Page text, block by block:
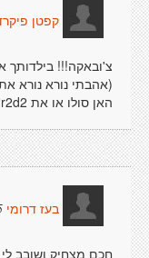
קפטן
צ'ובאקה!!! בילדותך
(אהבתי נורא נורא
האן סולו או את r2d2?
בעז דרומי
חכם מצחיק ושובב